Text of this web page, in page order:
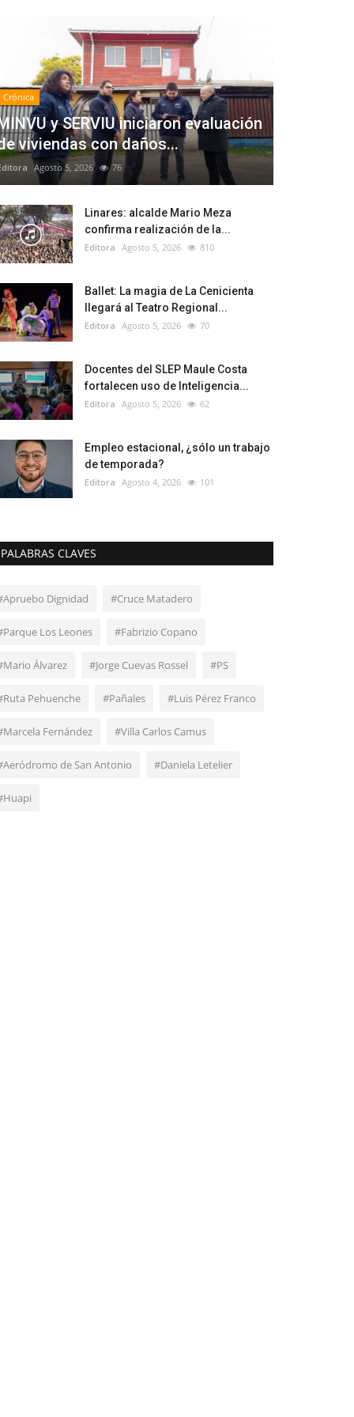
Crónica
y SERVIU iniciaron evaluación
viviendas con daños...
Agosto 5, 2026 76
Linares: alcalde Mario Meza
confirma realización de la...
Editora Agosto 5, 2026 810
Ballet: La magia de La Cenicienta
llegará al Teatro Regional...
Editora Agosto 5, 2026 70
Docentes del SLEP Maule Costa
fortalecen uso de Inteligencia...
Editora Agosto 5, 2026 62
Empleo estacional, ¿sólo un trabajo
de temporada?
Editora Agosto 4, 2026 101
PALABRAS CLAVES
Dignidad #Cruce Matadero
Los Leones #Fabrizio Copano
Álvarez #Jorge Cuevas Rossel #PS
Pehuenche #Pañales #Luis Pérez Franco
Fernández #Villa Carlos Camus
de San Antonio #Daniela Letelier